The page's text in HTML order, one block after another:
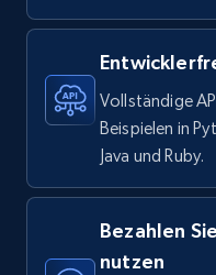
8.3K+
Youtube - Videos
URL, Title,
Video length, Likes,
Vollständige
Beispielen in
Java und Ruby.
Bezahlen
nutzen